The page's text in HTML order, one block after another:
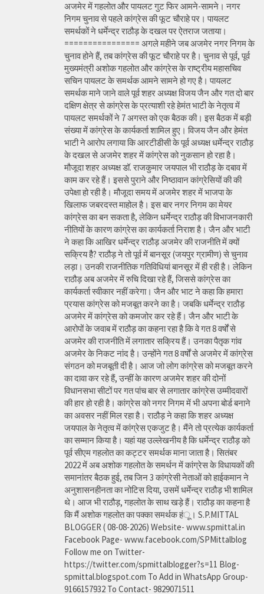
अजमेर में गहलोत और पायलट गुट फिर आमने-सामने। नगर
निगम चुनाव से पहले कांग्रेस की फूट चौराहे पर। पायलट
समर्थकों ने धर्मेन्द्र राठौड़ के दखल पर ऐतराज जताया।
================ अगले महीने जब अजमेर नगर निगम के
चुनाव होने हैं, तब कांग्रेस की फूट चौराहे पर है। चुनाव से पूर्व, पूर्व
मुख्यमंत्री अशोक गहलोत और कांग्रेस के राष्ट्रीय महासचिव
सचिन पायलट के समर्थक आमने सामने हो गए है। पायलट
समर्थक माने जाने वाले पूर्व शहर अध्यक्ष विजय जैन और गत दो बार
दक्षिण क्षेत्र से कांग्रेस के प्रत्याशी रहे हेमंत भाटी के नेतृत्व में
पायलट समर्थकों ने 7 अगस्त को एक बैठक की। इस बैठक में बड़ी
संख्या में कांग्रेस के कार्यकर्ता शामिल हुए। विजय जैन और हेमंत
भाटी ने आरोप लगाया कि आरटीडीसी के पूर्व अध्यक्ष धर्मेन्द्र राठौड़
के दखल से अजमेर शहर में कांग्रेस को नुकसान हो रहा है।
मौजूदा शहर अध्यक्ष डॉ. राजकुमार जयपाल भी राठौड़ के दबाव में
काम कर रहे हैं। इससे पुराने और निष्ठावान कांग्रेसियों की की
उपेक्षा हो रही है। मौजूदा समय में अजमेर शहर में भाजपा के
खिलाफ जबरदस्त माहोल है। इस बार नगर निगम का मेयर
कांग्रेस का बन सकता है, लेकिन धर्मेन्द्र राठौड़ की विभाजनकारी
नीतियों के कारण कांग्रेस का कार्यकर्ता निराश है। जैन और भाटी
ने कहा कि आखिर धर्मेन्द्र राठौड़ अजमेर की राजनीति में क्यों
सक्रिय हैै? राठौड़ ने तो पूर्व में बानसूर (जयपुर ग्रामीण) से चुनाव
लड़ा। उनकी राजनीतिक गतिविधियां बानसूर में ही रही है। लेकिन
राठौड़ अब अजमेर में रुचि दिखा रहे हैं, जिससे कांग्रेस का
कार्यकर्ता स्वीकार नहीं करेगा। जैन और भाट ने कहा कि हमारा
प्रयास कांग्रेस को मजबूत करने का है। जबकि धर्मेन्द्र राठौड़
अजमेर में कांग्रेस को कमजोर कर रहे हैं। जैन और भाटी के
आरोपों के जवाब में राठौड़ का कहना रहा है कि वे गत 8 वर्षों से
अजमेर की राजनीति में लगातार सक्रिय हैं। उनका पैतृक गांव
अजमेर के निकट नांद है। उन्होंने गत 8 वर्षों से अजमेर में कांग्रेस
संगठन को मजबूती दी है। आज जो लोग कांग्रेस को मजबूत करने
का दावा कर रहे हैं, उन्हीं के कारण अजमेर शहर की दोनों
विधानसभा सीटों पर गत पांच बार से लगातार कांग्रेस उम्मीदवारों
की हार हो रही है। कांग्रेस को नगर निगम में भी अपना बोर्ड बनाने
का अवसर नहीं मिल रहा है। राठौड़ ने कहा कि शहर अध्यक्ष
जयपाल के नेतृत्व में कांग्रेस एकजुट है। मैंने तो प्रत्येक कार्यकर्ता
का सम्मान किया है। यहां यह उल्लेखनीय है कि धर्मेन्द्र राठौड़ को
पूर्व सीएम गहलोत का कट्टर समर्थक माना जाता है। सितंबर
2022 में अब अशोक गहलोत के समर्थन में कांग्रेस के विधायकों की
समानांतर बैठक हुई, तब जिन 3 कांग्रेसी नेताओं को हाईकमान ने
अनुशासनहीनता का नोटिस दिया, उसमें धर्मेन्द्र राठौड़ भी शामिल
थे। आज भी राठौड़, गहलोत के साथ खड़े हैं। राठौड़ का कहना है
कि मैं अशोक गहलोत का पक्का समर्थक हंू। S.P.MITTAL
BLOGGER ( 08-08-2026) Website- www.spmittal.in
Facebook Page- www.facebook.com/SPMittalblog
Follow me on Twitter-
https://twitter.com/spmittalblogger?s=11 Blog-
spmittal.blogspot.com To Add in WhatsApp Group-
9166157932 To Contact- 9829071511